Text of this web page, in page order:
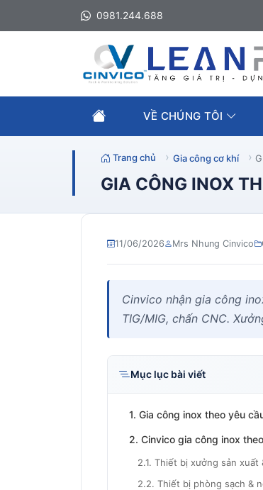
0981.244.688
VỀ CHÚNG TÔI
Trang chủ Gia công cơ khí
GIA CÔNG INOX
11/06/2026 Mrs Nhung Cinvico
Cinvico nhận gia công
TIG/MIG, chấn CNC.
Mục lục bài viết
1. Gia công inox theo yêu
2. Cinvico gia công inox
2.1. Thiết bị xưởng sản xuất
2.2. Thiết bị phòng sạch &